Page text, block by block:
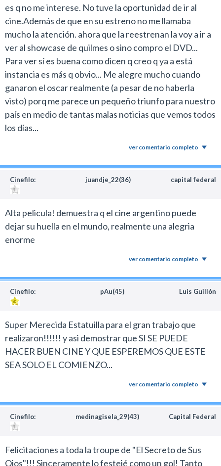
es q no me interese. No tuve la oportunidad de ir al
cine.Además de que en su estreno no me llamaba
mucho la atención. ahora que la reestrenan la voy a ir a
ver al showcase de quilmes o sino compro el DVD...
Para ver sí es buena como dicen q creo q ya a está
instancia es más q obvio... Me alegre mucho cuando
ganaron el oscar realmente (a pesar de no haberla
visto) porq me parece un pequeño triunfo para nuestro
país en medio de tantas malas noticias que vemos todos
los días...
ver comentario completo
Cinefilo: juandje_22(36) capital federal
Alta pelicula! demuestra q el cine argentino puede
dejar su huella en el mundo, realmente una alegria
enorme
ver comentario completo
Cinefilo: pAu(45) Luis Guillón
Super Merecida Estatuilla para el gran trabajo que
realizaron!!!!!! y asi demostrar que SI SE PUEDE
HACER BUEN CINE Y QUE ESPEREMOS QUE ESTE
SEA SOLO EL COMIENZO...
ver comentario completo
Cinefilo: medinagisela_29(43) Capital Federal
Felicitaciones a toda la troupe de "El Secreto de Sus
Ojos"!!! Sinceramente lo festejé como un gol! Tanto